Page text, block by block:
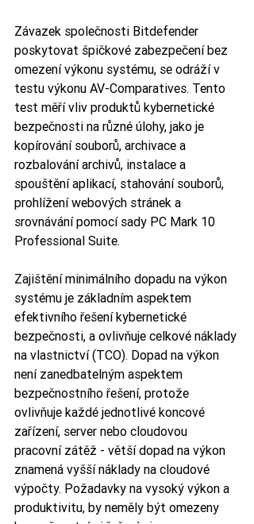
Závazek společnosti Bitdefender
poskytovat špičkové zabezpečení bez
omezení výkonu systému, se odráží v
testu výkonu AV-Comparatives. Tento
test měří vliv produktů kybernetické
bezpečnosti na různé úlohy, jako je
kopírování souborů, archivace a
rozbalování archivů, instalace a
spouštění aplikací, stahování souborů,
prohlížení webových stránek a
srovnávání pomocí sady PC Mark 10
Professional Suite.
Zajištění minimálního dopadu na výkon
systému je základním aspektem
efektivního řešení kybernetické
bezpečnosti, a ovlivňuje celkové náklady
na vlastnictví (TCO). Dopad na výkon
není zanedbatelným aspektem
bezpečnostního řešení, protože
ovlivňuje každé jednotlivé koncové
zařízení, server nebo cloudovou
pracovní zátěž - větší dopad na výkon
znamená vyšší náklady na cloudové
výpočty. Požadavky na vysoký výkon a
produktivitu, by neměly být omezeny